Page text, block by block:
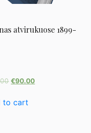
atvirukuose 1899-
€90.00
to cart